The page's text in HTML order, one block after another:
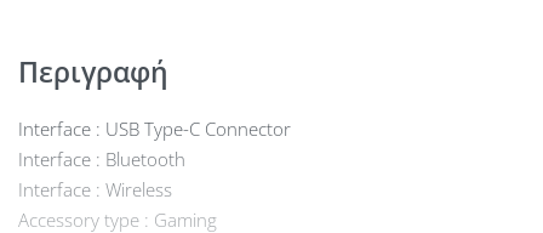
Περιγραφή
Interface : USB Type-C Connector
Interface : Bluetooth
Interface : Wireless
Accessory type : Gaming